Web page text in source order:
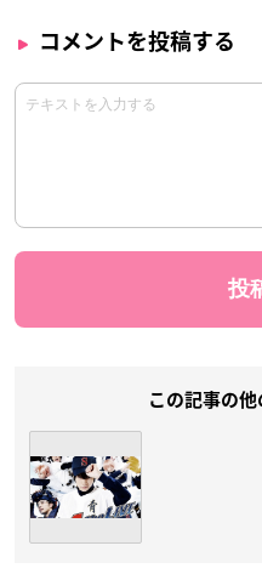
コメントを投稿する
この記事の他